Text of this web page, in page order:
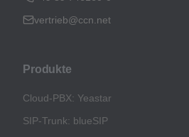
vertrieb@ccn.net
Produkte
Cloud-PBX: Yeastar
SIP-Trunk: blueSIP